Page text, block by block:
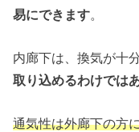
易にできます
内廊下は、換気が十
取り込めるわけでは
通気性は外廊下の方